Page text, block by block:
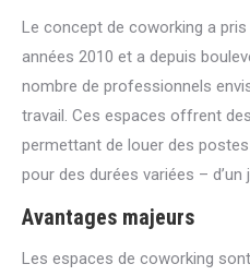
Le concept de coworking a
années 2010 et a depuis
nombre de professionnels
travail. Ces espaces offrent
permettant de louer des
pour des durées variées –
Avantages majeurs
Les espaces de coworking